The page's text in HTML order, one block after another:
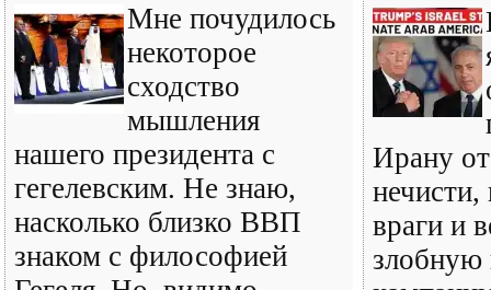
Мне почудилось
некоторое
сходство
мышления
нашего президента с
гегелевским. Не знаю,
насколько близко ВВП
знаком с философией
Ирану
нечисти,
враги и
злобную